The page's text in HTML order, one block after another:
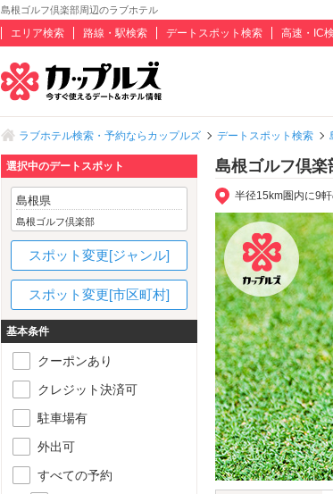
島根ゴルフ倶楽部周辺のラブホテル
エリア検索 路線・駅検索 デートスポット検索 高速・IC
ラブホテル検索・予約ならカップルズ デートスポット検索
島根ゴルフ倶
半径15km圏内に9
選択中のデートスポット
島根県
島根ゴルフ倶楽部
スポット変更[ジャンル]
スポット変更[市区町村]
基本条件
クーポンあり
クレジット決済可
駐車場有
外出可
すべての予約